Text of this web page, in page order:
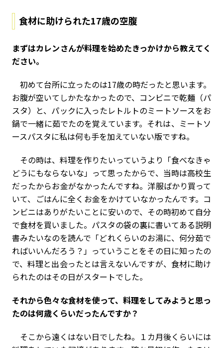
食材に助けられた17歳の空腹
――まずはカレンさんが料理を始めたきっかけから教えてく
ださい。
初めて台所に立ったのは17歳の時だったと思います。
お腹が空いてしかたなかったので、コンビニで乾麺（パ
スタ）と、パックに入ったレトルトのミートソースをお
鍋で一緒に茹でたのを覚えています。それは、ミートソ
ースパスタに私は何も手を加えていない版ですね。
その時は、料理を作りたいっていうより「食べなきゃ
どうにもならないな」って思ったからで、当時は高校生
だったからお金がなかったんですね。洋服ばかり買って
いて、ごはんに全くお金をかけていなかったんです。コ
ンビニはありがたいことに安いので、その時初めて自分
で食材を買いました。パスタの袋の裏に書いてある説明
書みたいなのを読んで「どれくらいのお湯に、何分茹で
ればいいんだろう？」っていうことをその日に知ったの
で、料理と出会ったとは言えないんですが、食材に助け
られたのはその日がスタートでした。
――それから色々な食材を使って、料理をしてみようと思っ
たのは何歳くらいだったんですか？
そこから遠くはない日でしたね。１カ月後くらいには